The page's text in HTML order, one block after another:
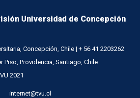
Universidad de Concepción
Concepción, Chile | + 56 41 2203262
Piso, Providencia, Santiago, Chile
2021
internet@tvu.cl